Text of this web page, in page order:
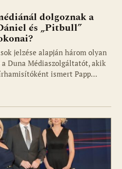
dolgoznak a
és „Pitbull”
jelzése alapján három olyan
Duna Médiaszolgáltatót, akik
ismert Papp…